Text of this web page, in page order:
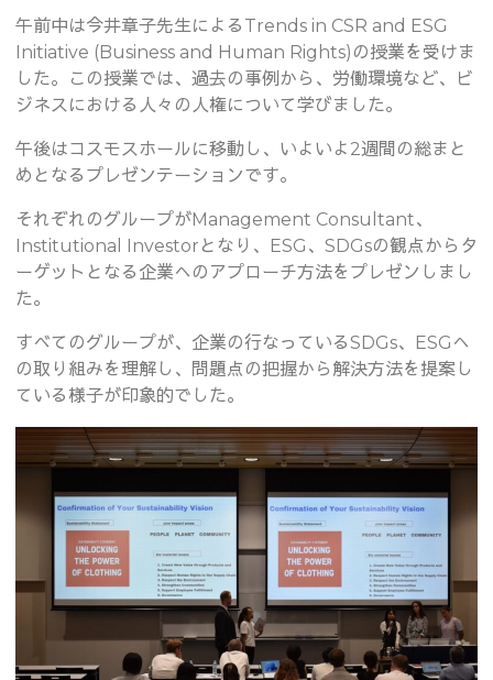
午前中は今井章子先生によるTrends in CSR and ESG
Initiative (Business and Human Rights)の授業を受けま
した。この授業では、過去の事例から、労働環境など、ビ
ジネスにおける人々の人権について学びました。
午後はコスモスホールに移動し、いよいよ2週間の総まと
めとなるプレゼンテーションです。
それぞれのグループがManagement Consultant、
Institutional Investorとなり、ESG、SDGsの観点からタ
ーゲットとなる企業へのアプローチ方法をプレゼンしまし
た。
すべてのグループが、企業の行なっているSDGs、ESGへ
の取り組みを理解し、問題点の把握から解決方法を提案し
ている様子が印象的でした。